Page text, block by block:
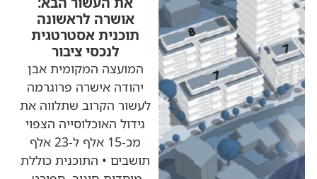
אושרה לראשונה
תוכנית אסטרטגית
לנכסי ציבור
המועצה המקומית אבן
יהודה אישרה פרוגרמה
לעשור הקרוב שתלווה את
גידול האוכלוסייה הצפוי
מכ-15 אלף ל-23 אלף
תושבים • התוכנית כוללת